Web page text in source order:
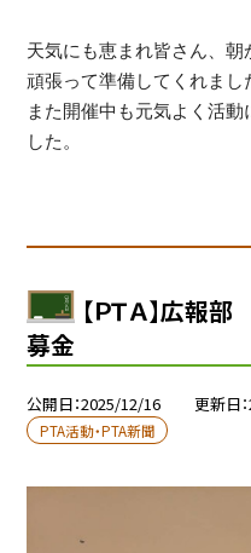
天気にも恵まれ皆さん、
頑張って準備してくれまし
また開催中も元気よく活
した。
【ＰＴＡ】広
募金
公開日 2025/12/16 更新日
PTA活動・PTA新聞